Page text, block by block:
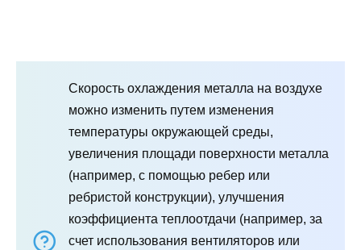
Скорость охлаждения металла на воздухе
можно изменить путем изменения
температуры окружающей среды,
увеличения площади поверхности металла
(например, с помощью ребер или
ребристой конструкции), улучшения
коэффициента теплоотдачи (например, за
счет использования вентиляторов или